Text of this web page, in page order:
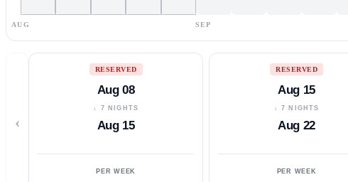
AUG SEP
‹
RESERVED
Aug 08
↓ 7 NIGHTS
Aug 15
PER WEEK
RESERVED
Aug 15
↓ 7 NIGHTS
Aug 22
PER WEEK